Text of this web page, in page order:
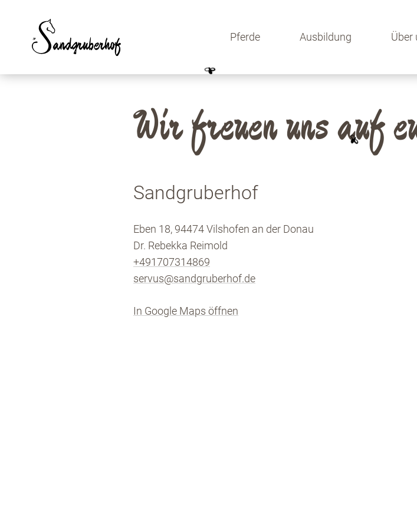
Pferde Ausbildung Über
Wir freuen uns auf
Sandgruberhof
Eben 18, 94474 Vilshofen an der Donau
Dr. Rebekka Reimold
+491707314869
servus@sandgruberhof.de
In Google Maps öffnen